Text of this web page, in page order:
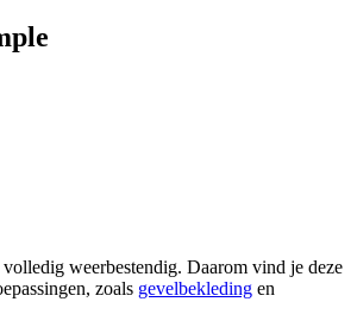
weerbestendig. Daarom vind je deze
zoals gevelbekleding en